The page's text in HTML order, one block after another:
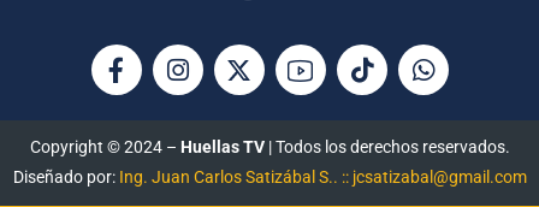
Copyright © 2024 – Huellas TV| Todos los derechos reservados.
Diseñado por: Ing. Juan Carlos Satizábal S.. :: jcsatizabal@gmail.com